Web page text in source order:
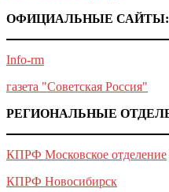
ОФИЦИАЛЬНЫЕ
Info-rm
газета "Советская Россия"
РЕГИОНАЛЬНЫЕ
КПРФ Московское отделение
КПРФ Новосибирск